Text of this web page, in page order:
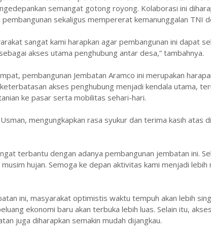
semangat gotong royong. Kolaborasi ini
sekaligus mempererat kemanunggalan TNI
sangat kami harapkan agar pembangunan ini dapat
akses utama penghubung antar desa,” tambahnya.
pembangunan Jembatan Aramco ini merupakan
akses penghubung menjadi kendala utama,
ke pasar serta mobilitas sehari-hari.
mengungkapkan rasa syukur dan terima kasih atas
terbantu dengan adanya pembangunan jembatan ini.
hujan. Semoga ke depan aktivitas kami menjadi lebih
ini, masyarakat optimistis waktu tempuh akan lebih
ekonomi baru akan terbuka lebih luas. Selain itu,
juga diharapkan semakin mudah dijangkau.